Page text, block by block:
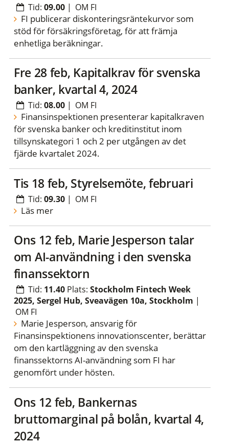
Tid:09.00 | OM FI
FI publicerar diskonteringsräntekurvor som
stöd för försäkringsföretag, för att främja
enhetliga beräkningar.
fre 28 feb, Kapitalkrav för svenska
banker, kvartal 4, 2024
Tid:08.00 | OM FI
Finansinspektionen presenterar kapitalkraven
för svenska banker och kreditinstitut inom
tillsynskategori 1 och 2 per utgången av det
fjärde kvartalet 2024.
tis 18 feb, Styrelsemöte, februari
Tid:09.30 | OM FI
Läs mer
ons 12 feb, Marie Jesperson talar
om AI-användning i den svenska
finanssektorn
Tid: 11.40 Plats:Stockholm Fintech Week
2025, Sergel Hub, Sveavägen 10a, Stockholm |
OM FI
Marie Jesperson, ansvarig för
Finansinspektionens innovationscenter, berättar
om den kartläggning av den svenska
finanssektorns AI-användning som FI har
genomfört under hösten.
ons 12 feb, Bankernas
bruttomarginal på bolån, kvartal 4,
2024